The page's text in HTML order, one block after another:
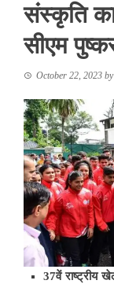
संस्कृति का
सीएम
October 22, 2023 by
37वें राष्ट्रीय